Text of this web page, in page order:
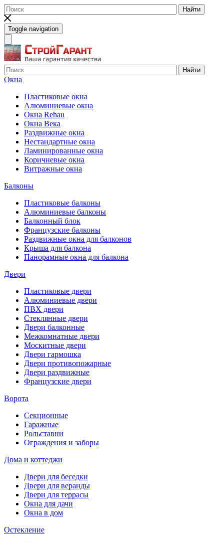
Найти
Toggle navigation
Найти
Окна
Пластиковые окна
Алюминиевые окна
Окна Rehau
Окна Века
Раздвижные окна
Нестандартные окна
Ламинированные окна
Коричневые окна
Витражные окна
Балконы
Пластиковые балконы
Алюминиевые балконы
Балконный блок
Французские балконы
Раздвижные окна для балконов
Крыша для балкона
Панорамные окна для балкона
Двери
Пластиковые двери
Алюминиевые двери
ПВХ двери
Стеклянные двери
Двери балконные
Межкомнатные двери
Москитные двери
Двери гармошка
Двери противопожарные
Двери раздвижные
Французские двери
Ворота
Секционные
Гаражные
Рольставни
Ограждения и заборы
Дома и коттеджи
Двери для беседки
Двери для веранды
Двери для террасы
Окна для дачи
Окна в дом
Остекление